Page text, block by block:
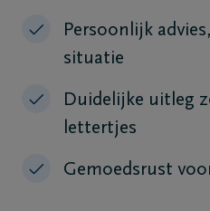
Persoonlijk
situatie
Duidelijke uitleg
lettertjes
Gemoedsrust